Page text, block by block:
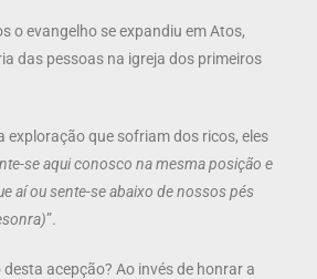
o evangelho se expandiu em Atos,
das pessoas na igreja dos primeiros
exploração que sofriam dos ricos, eles
se aqui conosco na mesma posição e
aí ou sente-se abaixo de nossos pés
”.
acepção? Ao invés de honrar a